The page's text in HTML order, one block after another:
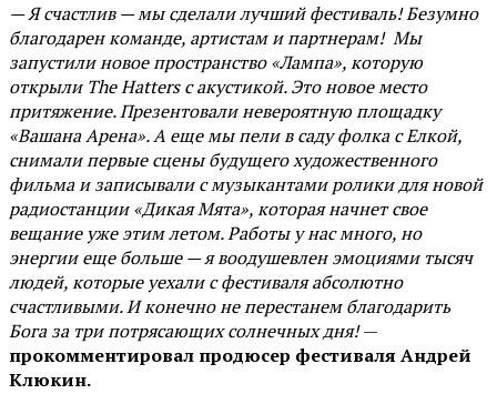
— Я счастлив — мы сделали лучший фестиваль! Безумно
благодарен команде, артистам и партнерам! Мы
запустили новое пространство «Лампа», которую
открыли The Hatters с акустикой. Это новое место
притяжение. Презентовали невероятную площадку
«Вашана Арена». А еще мы пели в саду фолка с Елкой,
снимали первые сцены будущего художественного
фильма и записывали с музыкантами ролики для новой
радиостанции «Дикая Мята», которая начнет свое
вещание уже этим летом. Работы у нас много, но
энергии еще больше — я воодушевлен эмоциями тысяч
людей, которые уехали с фестиваля абсолютно
счастливыми. И конечно не перестанем благодарить
Бога за три потрясающих солнечных дня!—
прокомментировал продюсер фестиваля Андрей
Клюкин.